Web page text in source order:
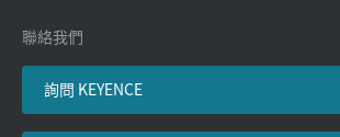
聯絡我們
詢問 KEYENCE